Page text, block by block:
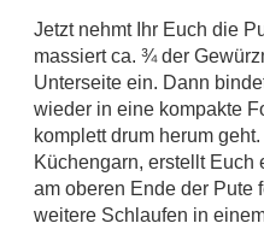
Jetzt nehmt Ihr Euch die
massiert ca. ¾ der
Unterseite ein. Dann
wieder in eine kompakte
komplett drum herum
Küchengarn, erstellt Euch
am oberen Ende der Pute
weitere Schlaufen in